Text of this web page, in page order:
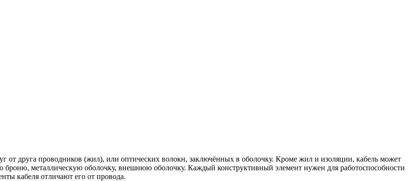
от друга проводников (жил), или оптических волокн, заключённых в оболочку. Кроме жил и изоляции, кабель может
броню, металлическую оболочку, внешнюю оболочку. Каждый конструктивный элемент нужен для работоспособности
кабеля отличают его от провода.